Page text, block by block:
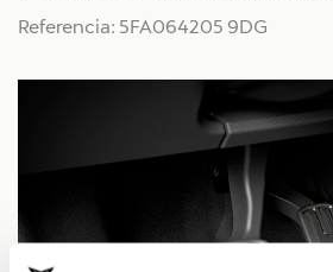
Referencia: 5FA064205 9DG